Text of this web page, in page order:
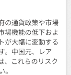
の通貨政策や市場
場機能の低下およ
が大幅に変動する
。中国元、レア
、これらのリスク